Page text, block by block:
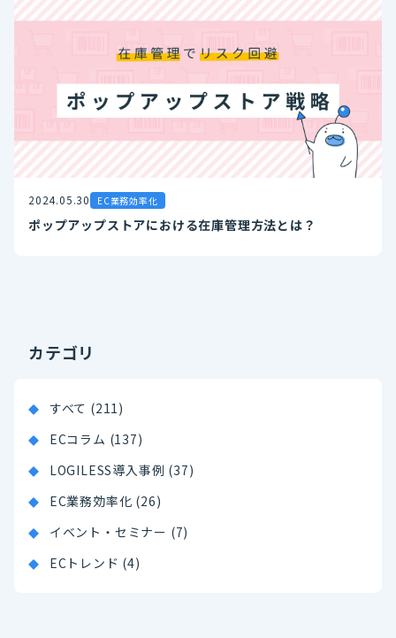
2024.05.30 EC業務効率化
ポップアップストアにおける在庫管理方法とは？
カテゴリ
すべて (211)
ECコラム (137)
LOGILESS導入事例 (37)
EC業務効率化 (26)
イベント・セミナー (7)
ECトレンド (4)